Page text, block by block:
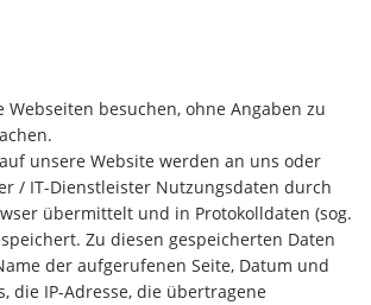
Webseiten besuchen, ohne Angaben zu
unsere Website werden an uns oder
/ IT-Dienstleister Nutzungsdaten durch
übermittelt und in Protokolldaten (sog.
Zu diesen gespeicherten Daten
der aufgerufenen Seite, Datum und
die IP-Adresse, die übertragene